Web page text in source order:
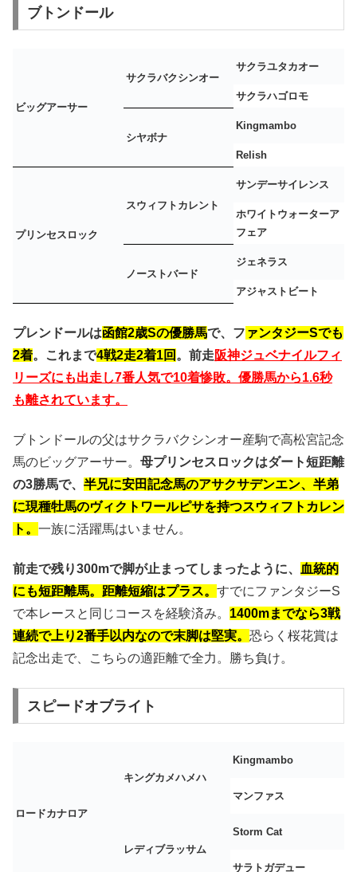
ブトンドール
ビッグアーサー
サクラバクシンオー
サクラユタカオー
サクラハゴロモ
シヤボナ
Kingmambo
Relish
プリンセスロック
スウィフトカレント
サンデーサイレンス
ホワイトウォーターア
フェア
ノーストバード
ジェネラス
アジャストビート
プレンドールは函館2歳Sの優勝馬で、フ ァンタジーSでも
2着。これまで4戦2走2着1回 。前走阪神ジュベナイルフィ
リーズにも出走し7番人気で10着惨敗。優勝馬から1.6秒
も離されています。
ブトンドールの父はサクラバクシンオー産駒で高松宮記念
馬のビッグアーサー。 母プリンセスロックはダート短距離
の3勝馬で、 半兄に安田記念馬のアサクサデンエン、半弟
に現種牡馬のヴィクトワールピサを持つスウィフトカレン
ト。 一族に活躍馬はいません。
前走で残り300mで脚が止まってしまったように、
血統的
にも短距離馬。距離短縮はプラス。 すでにファンタジーS
で本レースと同じコースを経験済み。 1400mまでなら3戦
連続で上り2番手以内なので末脚は堅実。 恐らく桜花賞は
記念出走で、こちらの適距離で全力。勝ち負け。
スピードオブライト
ロードカナロア
キングカメハメハ
Kingmambo
マンファス
レディブラッサム
Storm Cat
サラトガデュー